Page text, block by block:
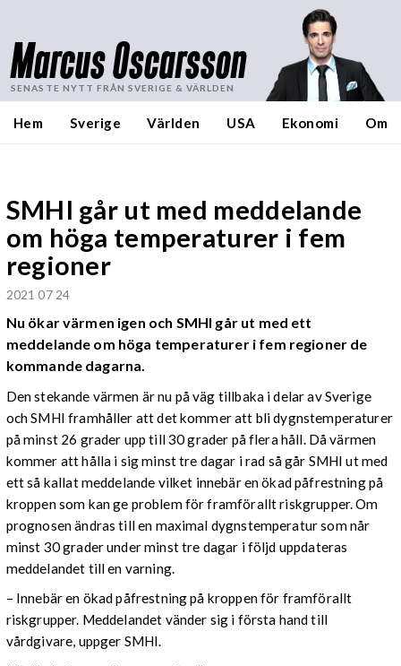
Marcus Oscarsson
SENASTE NYTT FRÅN SVERIGE & VÄRLDEN
Hem Sverige Världen USA Ekonomi Om
SMHI går ut med meddelande
om höga temperaturer i fem
regioner
2021 07 24
Nu ökar värmen igen och SMHI går ut med ett
meddelande om höga temperaturer i fem regioner de
kommande dagarna.
Den stekande värmen är nu på väg tillbaka i delar av Sverige
och SMHI framhåller att det kommer att bli dygnstemperaturer
på minst 26 grader upp till 30 grader på flera håll. Då värmen
kommer att hålla i sig minst tre dagar i rad så går SMHI ut med
ett så kallat meddelande vilket innebär en ökad påfrestning på
kroppen som kan ge problem för framförallt riskgrupper. Om
prognosen ändras till en maximal dygnstemperatur som når
minst 30 grader under minst tre dagar i följd uppdateras
meddelandet till en varning.
– Innebär en ökad påfrestning på kroppen för framförallt
riskgrupper. Meddelandet vänder sig i första hand till
vårdgivare, uppger SMHI.